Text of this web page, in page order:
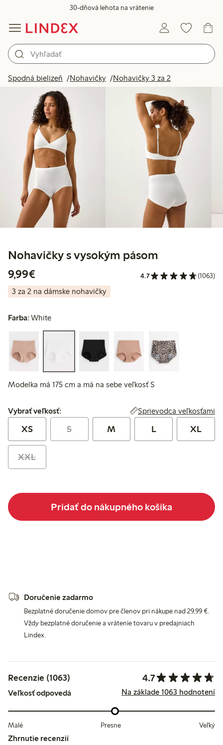
30-dňová lehota na vrátenie
Spodná bielizeň Nohavičky Nohavičky 3 za 2
Produkty na obrázku
Nohavičky s vysokým pásom
9,99€
4.7 (1063)
3 za 2 na dámske nohavičky
Farba:White
Modelka má 175 cm a má na sebe veľkosť S
Vybrať veľkosť:
Vybrať veľkosť: Sprievodca veľkosťami
XS S M L XL
XXL
Pridať do nákupného košíka
Doručenie zadarmo
Bezplatné doručenie domov pre členov pri nákupe nad 29,99 €.
Vždy bezplatné doručenie a vrátenie tovaru v predajniach
Lindex.
Recenzie (1063) 4.7
Veľkosť odpovedá Na základe 1063 hodnotení
Malé Presne Veľký
Zhrnutie recenzií